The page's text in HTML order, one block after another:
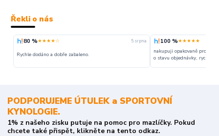
Řekli o nás
80 %★★★★☆ 5. srpna
Rychle dodáno a dobře zabaleno.
100 %★★★★★
nakupuji opakovaně pro
o stavu objednávky, rychlost
PODPORUJEME ÚTULEK a SPORTOVNÍ
KYNOLOGIE.
1% z našeho zisku putuje na pomoc pro mazlíčky. Pokud
chcete také přispět, klikněte na tento odkaz.